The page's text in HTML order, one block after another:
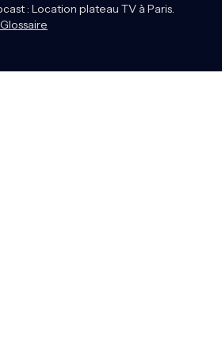
: Location plateau TV à Paris.
Glossaire